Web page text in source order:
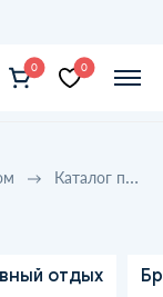
0 0
Каталог продукции
отдых